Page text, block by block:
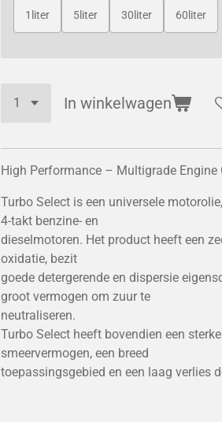
1liter 5liter 30liter 60liter
In winkelwagen
High Performance – Multigrade Engine
Turbo Select is een universele
4-takt benzine- en
dieselmotoren. Het product heeft een
oxidatie, bezit
goede detergerende en dispersie
groot vermogen om zuur te
neutraliseren.
Turbo Select heeft bovendien een
smeervermogen, een breed
toepassingsgebied en een laag verlies